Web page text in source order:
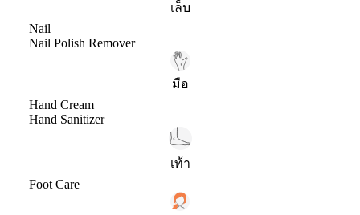
เล็บ
Nail
Nail Polish Remover
มือ
Hand Cream
Hand Sanitizer
เท้า
Foot Care